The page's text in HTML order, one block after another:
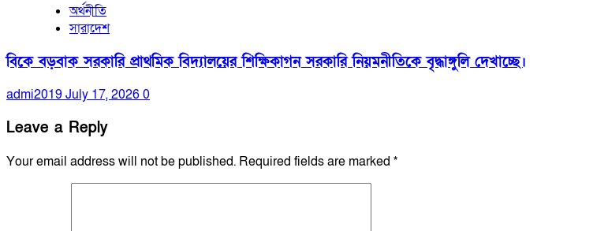
অর্থনীতি
সারাদেশ
বিকে বড়বাক সরকারি প্রাথমিক বিদ্যালয়ের শিক্ষিকাগন সরকারি নিয়মনীতিকে বৃদ্ধাঙ্গুলি দেখাচ্ছে।
admi2019July 17, 20260
Leave a Reply
Your email address will not be published. Required fields are marked *